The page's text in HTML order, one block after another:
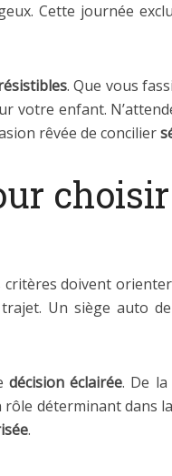
Cette journée
. Que vous
votre enfant.
rêvée de concilier
critères doivent
Un siège auto
décision éclairée. De
déterminant dans
.